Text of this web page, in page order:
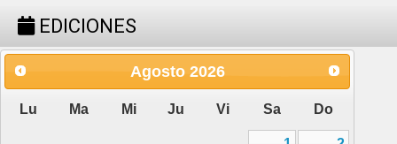
EDICIONES
Agosto 2026
Lu Ma Mi Ju Vi Sa Do